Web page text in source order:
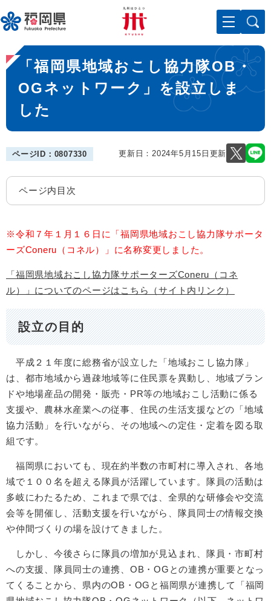
ー
ジ
先
頭
メニューを飛ばして本文へ
本
文
「福岡県地域おこし協力隊OB・
OGネットワーク」を設立しま
した
ページID：0807330 更新日：2024年5月15日更新
ページ内目次
※令和７年１月１６日に「福岡県地域おこし協力隊サポータ
ーズConeru（コネル）」に名称変更しました。
「福岡県地域おこし協力隊サポーターズConeru（コネ
ル）」についてのページはこちら（サイト内リンク）
設立の目的
平成２１年度に総務省が設立した「地域おこし協力隊」
は、都市地域から過疎地域等に住民票を異動し、地域ブラン
ドや地場産品の開発・販売・PR等の地域おこし活動に係る
支援や、農林水産業への従事、住民の生活支援などの「地域
協力活動」を行いながら、その地域への定住・定着を図る取
組です。
福岡県においても、現在約半数の市町村に導入され、各地
域で１００名を超える隊員が活躍しています。隊員の活動は
多岐にわたるため、これまで県では、全県的な研修会や交流
会等を開催し、活動支援を行いながら、隊員同士の情報交換
や仲間づくりの場を設けてきました。
しかし、今後さらに隊員の増加が見込まれ、隊員・市町村
への支援、隊員同士の連携、OB・OGとの連携が重要となっ
てくることから、県内のOB・OGと福岡県が連携して「福岡